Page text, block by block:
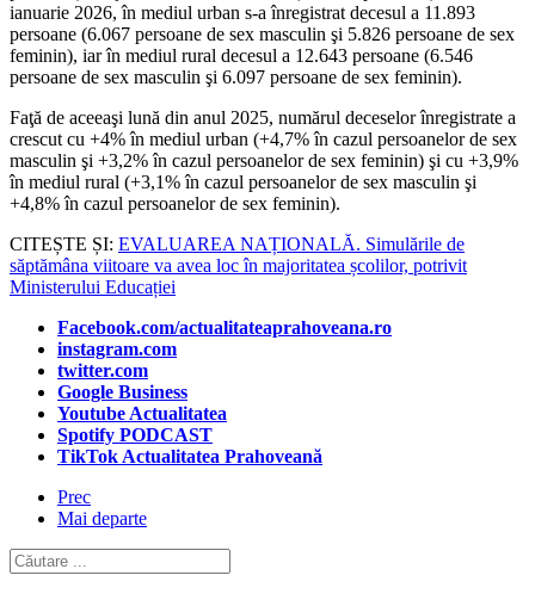
ianuarie 2026, în mediul urban s-a înregistrat decesul a 11.893
persoane (6.067 persoane de sex masculin şi 5.826 persoane de sex
feminin), iar în mediul rural decesul a 12.643 persoane (6.546
persoane de sex masculin şi 6.097 persoane de sex feminin).
Faţă de aceeaşi lună din anul 2025, numărul deceselor înregistrate a
crescut cu +4% în mediul urban (+4,7% în cazul persoanelor de sex
masculin şi +3,2% în cazul persoanelor de sex feminin) şi cu +3,9%
în mediul rural (+3,1% în cazul persoanelor de sex masculin şi
+4,8% în cazul persoanelor de sex feminin).
CITEȘTE ȘI: EVALUAREA NAȚIONALĂ. Simulările de
săptămâna viitoare va avea loc în majoritatea școlilor, potrivit
Ministerului Educației
Facebook.com/actualitateaprahoveana.ro
instagram.com
twitter.com
Google Business
Youtube Actualitatea
Spotify PODCAST
TikTok Actualitatea Prahoveană
Prec
Mai departe